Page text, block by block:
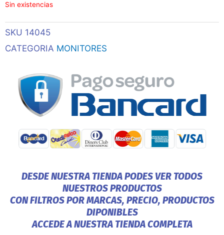
Sin existencias
SKU 14045
CATEGORIA MONITORES
DESDE NUESTRA TIENDA PODES VER TODOS
NUESTROS PRODUCTOS
CON FILTROS POR MARCAS, PRECIO, PRODUCTOS
DIPONIBLES
ACCEDE A NUESTRA TIENDA COMPLETA